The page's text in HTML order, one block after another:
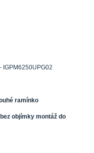
IGPM6250UPG02
ramínko
objímky montáž do